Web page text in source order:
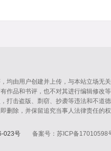
均由用户创建并上传，与本站立场无
作品和书评，也不对其进行编辑修改
打击盗版、剽窃、抄袭等违法和不道
删除，并保留追究当事人法律责任的权
023号 备案号：苏ICP备17010598